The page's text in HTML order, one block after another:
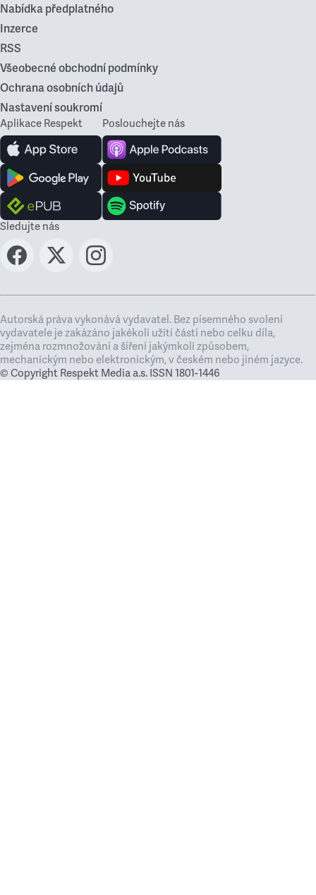
Nabídka předplatného
Inzerce
RSS
Všeobecné obchodní podmínky
Ochrana osobních údajů
Nastavení soukromí
Aplikace Respekt Poslouchejte nás
Sledujte nás
Autorská práva vykonává vydavatel. Bez písemného svolení
vydavatele je zakázáno jakékoli užití částí nebo celku díla,
zejména rozmnožování a šíření jakýmkoli způsobem,
mechanickým nebo elektronickým, v českém nebo jiném jazyce.
© Copyright Respekt Media a.s. ISSN 1801-1446